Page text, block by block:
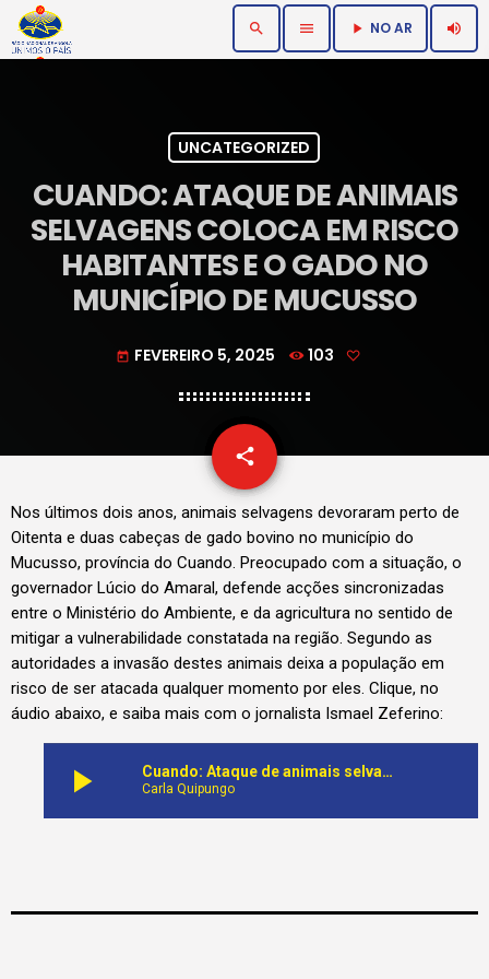
search menu play_arrow NO AR volume_up
UNCATEGORIZED
CUANDO: ATAQUE DE ANIMAIS
SELVAGENS COLOCA EM RISCO
HABITANTES E O GADO NO
MUNICÍPIO DE MUCUSSO
today FEVEREIRO 5, 2025 103
share
email
Nos últimos dois anos, animais selvagens devoraram perto de
Oitenta e duas cabeças de gado bovino no município do
Mucusso, província do Cuando. Preocupado com a situação, o
governador Lúcio do Amaral, defende acções sincronizadas
entre o Ministério do Ambiente, e da agricultura no sentido de
mitigar a vulnerabilidade constatada na região. Segundo as
autoridades a invasão destes animais deixa a população em
risco de ser atacada qualquer momento por eles. Clique, no
áudio abaixo, e saiba mais com o jornalista Ismael Zeferino:
play_arrow Cuando: Ataque de animais selvagens coloca em risco habitantes e o gado no Município de Mucusso
Carla Quipungo